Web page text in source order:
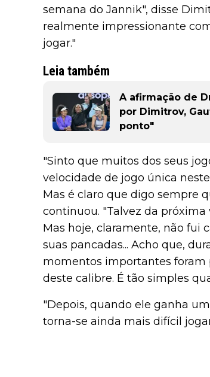
semana do Jannik", disse
realmente impressionante
jogar."
Leia também
A afirmação de
por Dimitrov,
ponto"
"Sinto que muitos dos seus
velocidade de jogo única
Mas é claro que digo sempre
continuou. "Talvez da
Mas hoje, claramente, não fui
suas pancadas... Acho que,
momentos importantes foram
deste calibre. É tão simples
"Depois, quando ele ganha
torna-se ainda mais difícil